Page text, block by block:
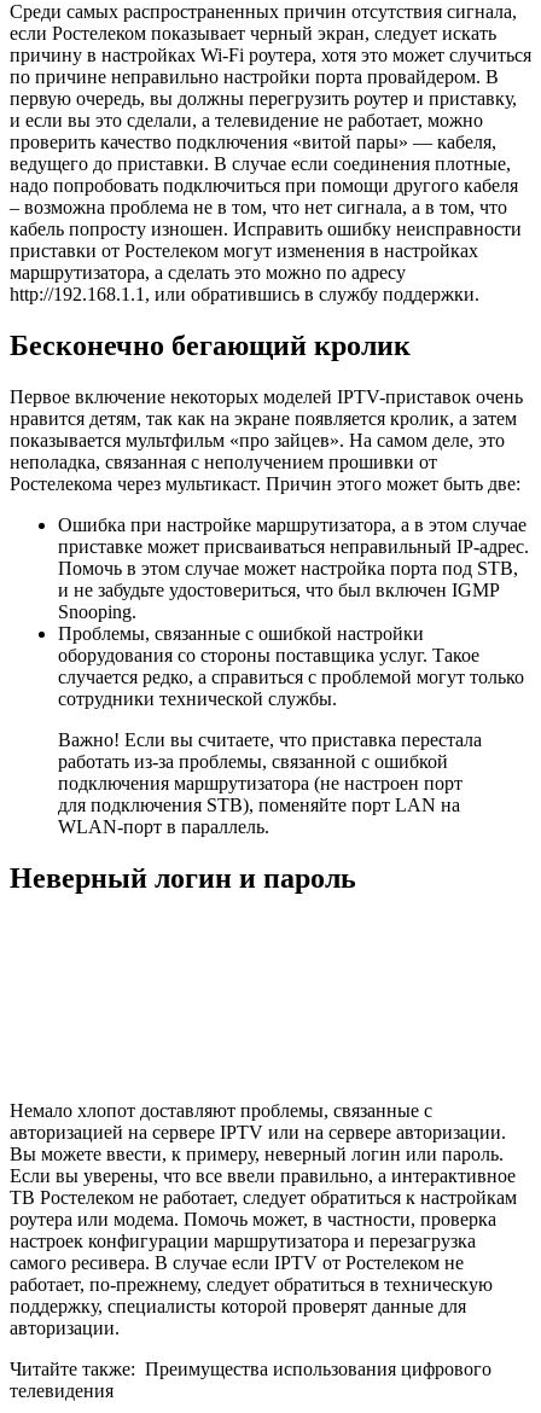
Среди самых распространенных причин отсутствия сигнала,
если Ростелеком показывает черный экран, следует искать
причину в настройках Wi-Fi роутера, хотя это может случиться
по причине неправильно настройки порта провайдером. В
первую очередь, вы должны перегрузить роутер и приставку,
и если вы это сделали, а телевидение не работает, можно
проверить качество подключения «витой пары» — кабеля,
ведущего до приставки. В случае если соединения плотные,
надо попробовать подключиться при помощи другого кабеля
– возможна проблема не в том, что нет сигнала, а в том, что
кабель попросту изношен. Исправить ошибку неисправности
приставки от Ростелеком могут изменения в настройках
маршрутизатора, а сделать это можно по адресу
http://192.168.1.1, или обратившись в службу поддержки.
Бесконечно бегающий кролик
Первое включение некоторых моделей IPTV-приставок очень
нравится детям, так как на экране появляется кролик, а затем
показывается мультфильм «про зайцев». На самом деле, это
неполадка, связанная с неполучением прошивки от
Ростелекома через мультикаст. Причин этого может быть две:
Ошибка при настройке маршрутизатора, а в этом случае
приставке может присваиваться неправильный IP­-адрес.
Помочь в этом случае может настройка порта под STB,
и не забудьте удостовериться, что был включен IGMP
Snooping.
Проблемы, связанные с ошибкой настройки
оборудования со стороны поставщика услуг. Такое
случается редко, а справиться с проблемой могут только
сотрудники технической службы.
Важно! Если вы считаете, что приставка перестала
работать из-за проблемы, связанной с ошибкой
подключения маршрутизатора (не настроен порт
для подключения STB), поменяйте порт LAN на
WLAN-порт в параллель.
Неверный логин и пароль
Немало хлопот доставляют проблемы, связанные с
авторизацией на сервере IPTV или на сервере авторизации.
Вы можете ввести, к примеру, неверный логин или пароль.
Если вы уверены, что все ввели правильно, а интерактивное
ТВ Ростелеком не работает, следует обратиться к настройкам
роутера или модема. Помочь может, в частности, проверка
настроек конфигурации маршрутизатора и перезагрузка
самого ресивера. В случае если IPTV от Ростелеком не
работает, по-прежнему, следует обратиться в техническую
поддержку, специалисты которой проверят данные для
авторизации.
Читайте также: Преимущества использования цифрового
телевидения